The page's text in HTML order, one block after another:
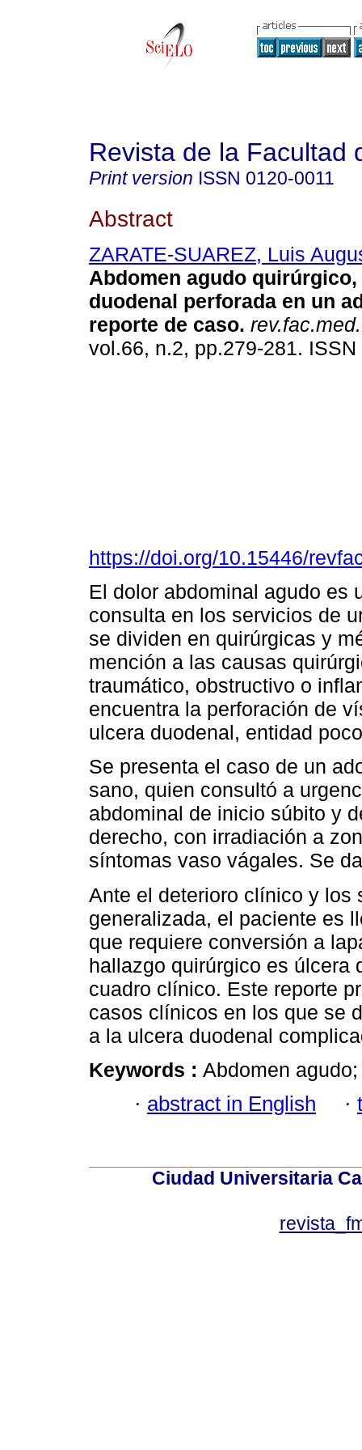
Revista de la Facultad
Print version ISSN 0120-0011
Abstract
ZARATE-SUAREZ, Luis
Abdomen agudo
duodenal perforada en un
reporte de caso. rev.fac.med.
vol.66, n.2, pp.279-281.
https://doi.org/10.15446/
El dolor abdominal agudo es
consulta en los servicios de
se dividen en quirúrgicas y
mención a las causas
traumático, obstructivo o
encuentra la perforación de
ulcera duodenal, entidad
Se presenta el caso de un
sano, quien consultó a
abdominal de inicio súbito y
derecho, con irradiación a
síntomas vaso vágales. Se
Ante el deterioro clínico y los
generalizada, el paciente es
que requiere conversión a
hallazgo quirúrgico es úlcera
cuadro clínico. Este reporte
casos clínicos en los que se
a la ulcera duodenal
Keywords : Abdomen
· abstract in English ·
Ciudad Universitaria